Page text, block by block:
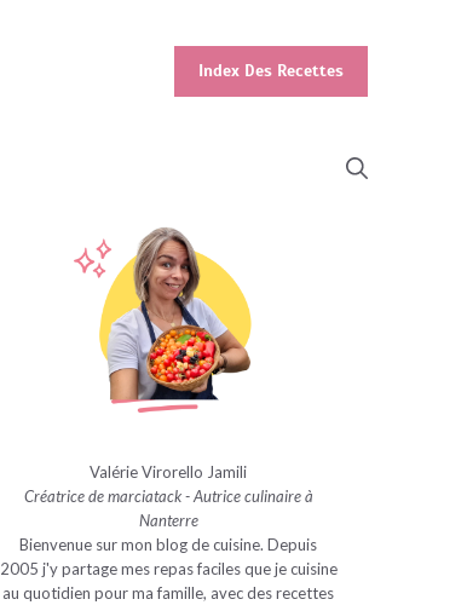
Index Des Recettes
Valérie Virorello Jamili
Créatrice de marciatack - Autrice culinaire à
Nanterre
Bienvenue sur mon blog de cuisine. Depuis
2005 j'y partage mes repas faciles que je cuisine
au quotidien pour ma famille, avec des recettes